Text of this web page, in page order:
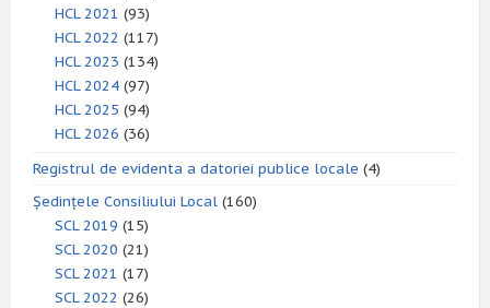
HCL 2021 (93)
HCL 2022 (117)
HCL 2023 (134)
HCL 2024 (97)
HCL 2025 (94)
HCL 2026 (36)
Registrul de evidenta a datoriei publice locale (4)
Ședințele Consiliului Local (160)
SCL 2019 (15)
SCL 2020 (21)
SCL 2021 (17)
SCL 2022 (26)